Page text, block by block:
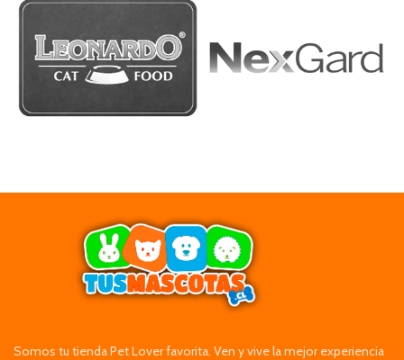
Somos tu tienda Pet Lover favorita. Ven y vive la mejor experiencia